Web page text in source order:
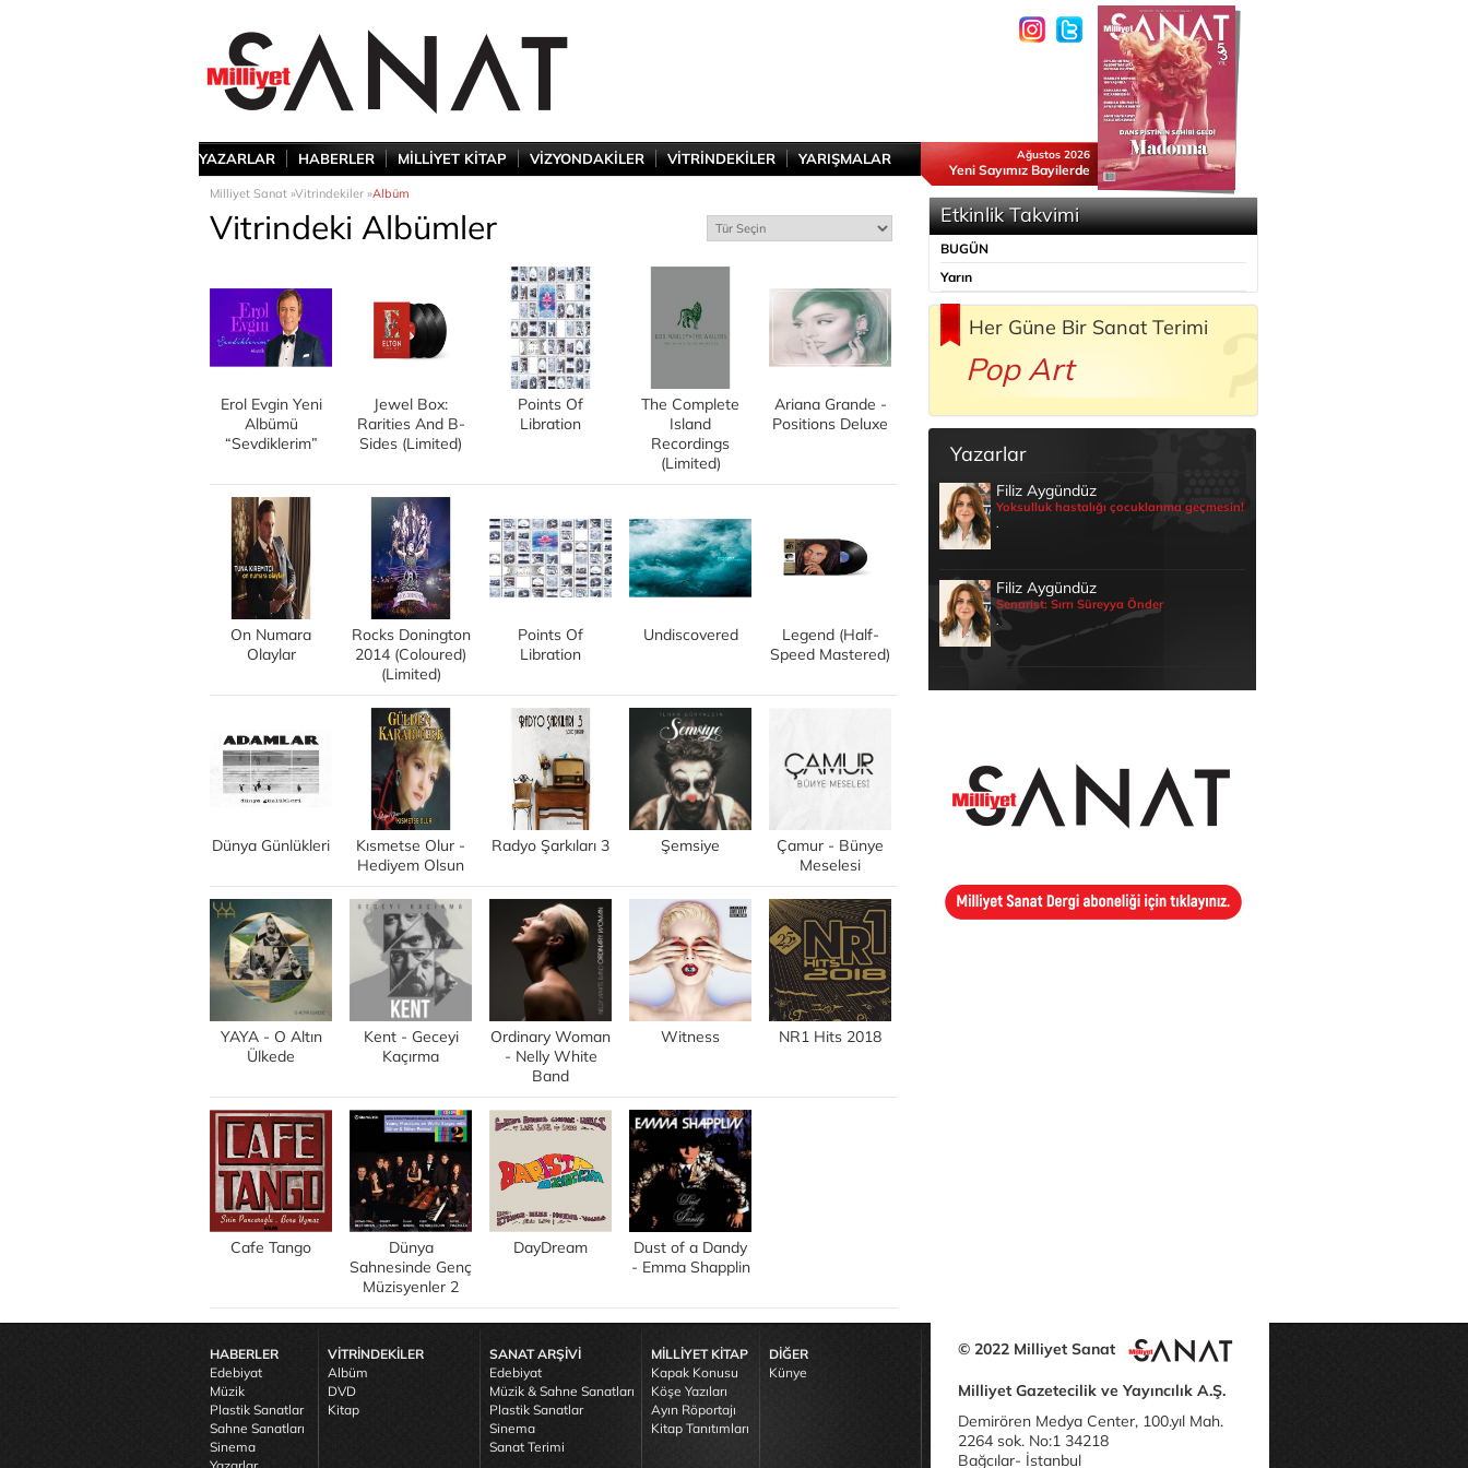
YAZARLAR HABERLER MİLLİYET KİTAP VİZYONDAKİLER VİTRİNDEKİLER YARIŞMALAR Ağustos 2026
Yeni Sayımız Bayilerde
Milliyet Sanat »Vitrindekiler »Albüm
Vitrindeki Albümler
Erol Evgin Yeni
Albümü
“Sevdiklerim”
Jewel Box:
Rarities And B-
Sides (Limited)
Points Of
Libration
The Complete
Island
Recordings
(Limited)
Ariana Grande -
Positions Deluxe
On Numara
Olaylar
Rocks Donington
2014 (Coloured)
(Limited)
Points Of
Libration
Undiscovered
Legend (Half-
Speed Mastered)
Dünya Günlükleri
Kısmetse Olur -
Hediyem Olsun
Radyo Şarkıları 3 Şemsiye
Çamur - Bünye
Meselesi
YAYA - O Altın
Ülkede
Kent - Geceyi
Kaçırma
Ordinary Woman
- Nelly White
Band
Witness NR1 Hits 2018
Cafe Tango
Dünya
Sahnesinde Genç
Müzisyenler 2
DayDream
Dust of a Dandy
- Emma Shapplin
Etkinlik Takvimi
BUGÜN
Yarın
Her Güne Bir Sanat Terimi
Pop Art
Yazarlar
Filiz Aygündüz
Yoksulluk hastalığı çocuklarıma geçmesin!
.
Filiz Aygündüz
Senarist: Sırrı Süreyya Önder
.
HABERLER
Edebiyat
Müzik
Plastik Sanatlar
Sahne Sanatları
Sinema
VİTRİNDEKİLER
Albüm
DVD
Kitap
SANAT ARŞİVİ
Edebiyat
Müzik & Sahne Sanatları
Plastik Sanatlar
Sinema
Sanat Terimi
MİLLİYET KİTAP
Kapak Konusu
Köşe Yazıları
Ayın Röportajı
Kitap Tanıtımları
DİĞER
Künye
© 2022 Milliyet Sanat
Milliyet Gazetecilik ve Yayıncılık A.Ş.
Demirören Medya Center, 100.yıl Mah.
2264 sok. No:1 34218
Bağcılar- İstanbul